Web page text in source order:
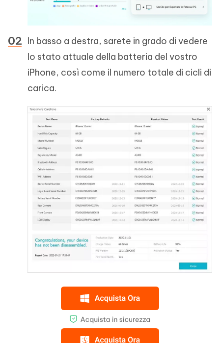
In basso a destra, sarete in grado di vedere
lo stato attuale della batteria del vostro
iPhone, così come il numero totale di cicli di
carica.